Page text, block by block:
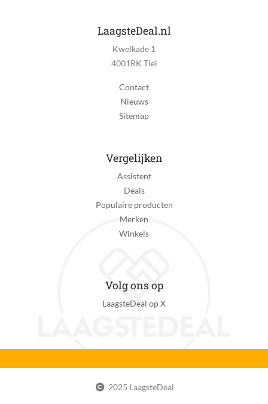
LaagsteDeal.nl
Kwelkade 1
4001RK Tiel
Contact
Nieuws
Sitemap
Vergelijken
Assistent
Deals
Populaire producten
Merken
Winkels
Volg ons op
LaagsteDeal op X
2025 LaagsteDeal